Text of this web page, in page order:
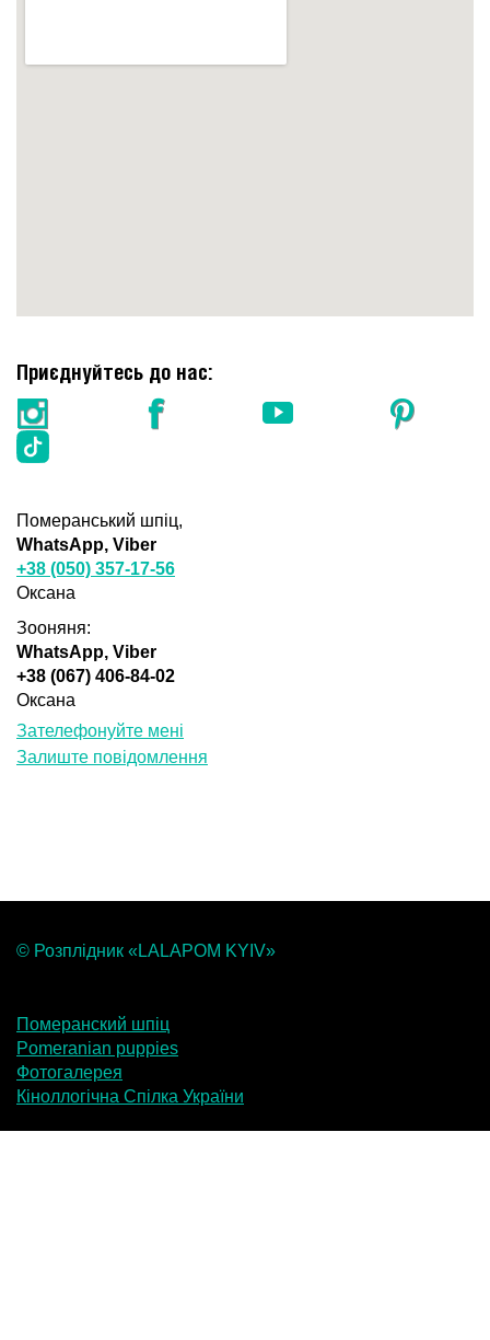
Приєднуйтесь до нас:
Померанський шпіц,
WhatsApp, Viber
+38 (050) 357-17-56
Оксана
Зооняня:
WhatsApp, Viber
+38 (067) 406-84-02
Оксана
Зателефонуйте мені
Залиште повідомлення
© Розплідник «LALAPOM KYIV»
Померанский шпіц
Pomeranian puppies
Фотогалерея
Кіноллогічна Спілка України